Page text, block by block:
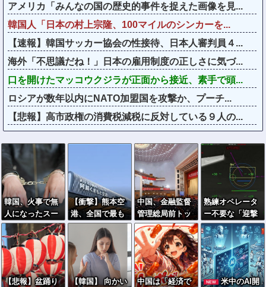
アメリカ「みんなの国の歴史的事件を捉えた画像を見...
韓国人「日本の村上宗隆、100マイルのシンカーを...
【速報】韓国サッカー協会の性接待、日本人審判員４...
海外「不思議だね！」日本の雇用制度の正しさに気づ...
口を開けたマッコウクジラが正面から接近、素手で頭...
ロシアが数年以内にNATO加盟国を攻撃か、プーチ...
【悲報】高市政権の消費税減税に反対している９人の...
韓国、火事で無
人になったスー
パーに女が侵入
→食料を大量に
盗む→翌日また
来店した理由が
ヤバい
【衝撃】熊本空
港、全国で最も
米軍機が来る空
港になっていた
中国、金融監督
管理総局前トッ
プの全人代代表
資格を剥奪…重
大な規律違反
で！
熟練オペレータ
ー不要な「迎撃
ドローン」のテ
ストを完了…自
らが目標を追尾
する映像公開！
【悲報】盆踊り
【韓国】 向かい
中国は「経済で
NEW
米中のAI開